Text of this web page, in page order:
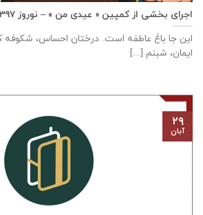
اجرای بخشی از کمپین « عیدی من » – نوروز ۱۳۹۷
این جا باغ عاطفه است. درختان احساس، شکوفه
ایمان، شبنم [...]
۲۹
آبان